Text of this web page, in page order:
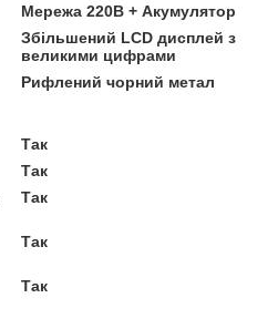
Мережа 220В + Акумулятор
Збільшений LCD дисплей з
великими цифрами
Рифлений чорний метал
Так
Так
Так
Так
Так